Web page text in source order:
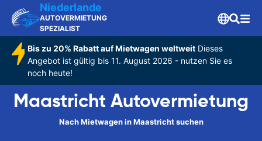
Niederlande
AUTOVERMIETUNG
SPEZIALIST
Bis zu 20% Rabatt auf Mietwagen weltweitDieses
Angebot ist gültig bis 11. August 2026 - nutzen Sie es
noch heute!
Maastricht Autovermietung
Nach Mietwagen in Maastricht suchen